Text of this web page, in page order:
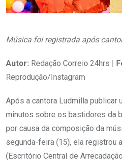
Música foi registrada após
Autor: Redação Correio 24hrs |
Reprodução/Instagram
Após a cantora Ludmilla publicar
minutos sobre os bastidores da
por causa da composição da
segunda-feira (15), ela registrou
(Escritório Central de